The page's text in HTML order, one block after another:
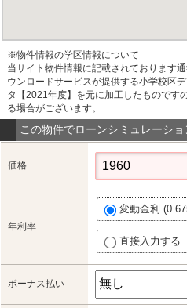
※物件情報の学区情報について
当サイト物件情報に記載されております
ウンロードサービスが提供する小学校区
タ【2021年度】を元に加工したものです
る場合がございます。
この物件でローンシミュレーショ
価格
年利率
変動金利
直接入力する
ボーナス払い